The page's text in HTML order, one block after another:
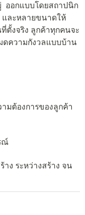
ออกแบบโดยสถาปนิก
ละหลายขนาดให้
ตั้งจริง ลูกค้าทุกคนจะ
ดความกังวลแบบบ้าน
มต้องการของลูกค้า
ณ์
ง ระหว่างสร้าง จน